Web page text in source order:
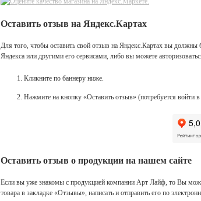
Оставить отзыв на Яндекс.Картах
Для того, чтобы оставить свой отзыв на Яндекс.Картах вы должны
Яндекса или другими его сервисами, либо вы можете
Кликните по баннеру ниже.
Нажмите на кнопку «Оставить отзыв» (потребуется войти
Оставить отзыв о продукции на нашем сайте
Если вы уже знакомы с продукцией компании Арт Лайф, то Вы
товара в закладке «Отзывы», написать и отправить его по